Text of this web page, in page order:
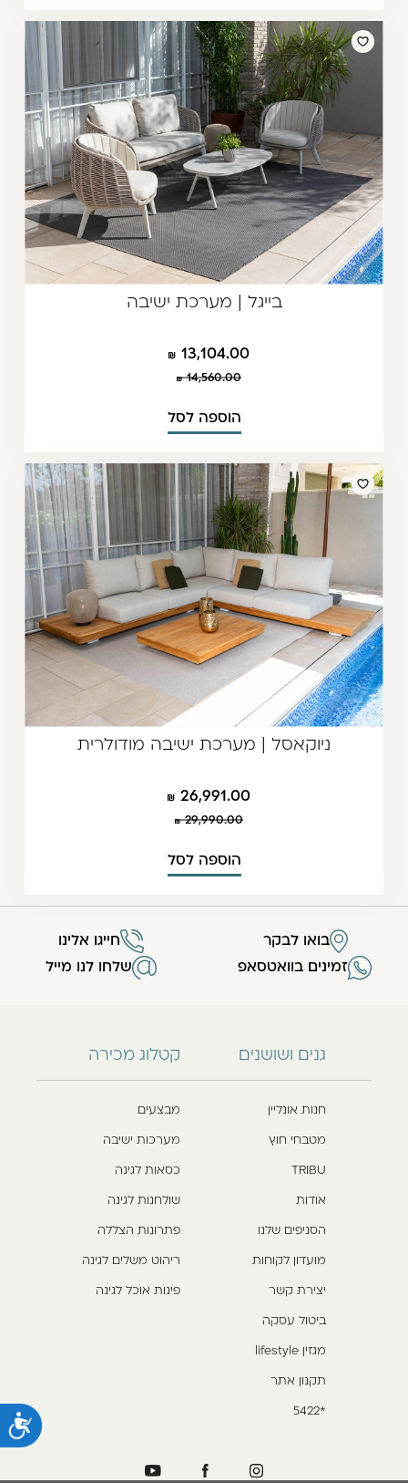
בייגל | מערכת ישיבה
13,104.00
14,560.00
הוספה לסל
ניוקאסל | מערכת ישיבה מודולרית
26,991.00
29,990.00
הוספה לסל
גנים ושושנים
חנות אונליין
מטבחי חוץ
TRIBU
אודות
הסניפים שלנו
מועדון לקוחות
יצירת קשר
ביטול עסקה
מגזין lifestyle
תקנון אתר
*5422
קטלוג מכירה
מבצעים
מערכות ישיבה
כסאות לגינה
שולחנות לגינה
פתרונות הצללה
ריהוט משלים לגינה
פינות אוכל לגינה
בואו לבקר
חייגו אלינו
זמינים בוואטסאפ
שלחו לנו מייל